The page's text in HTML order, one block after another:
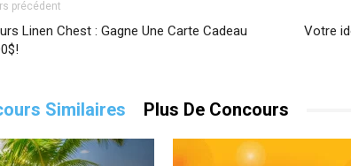
précédent
Linen Chest : Gagne Une Carte Cadeau
Votre
Similaires Plus De Concours